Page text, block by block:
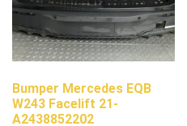
Bumper Mercedes EQB
W243 Facelift 21-
A2438852202